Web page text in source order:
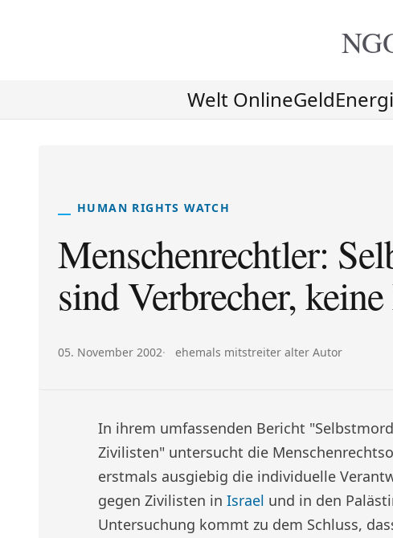
Welt OnlineGeld
HUMAN RIGHTS WATCH
Menschenrechtler:
sind Verbrecher,
Veröffentlicht am:
05. November 2002 Autor:
ehemals mitstreiter alter Autor
In ihrem umfassenden Bericht
Zivilisten" untersucht die
erstmals ausgiebig die individuelle
gegen Zivilisten in Israel und in den
Untersuchung kommt zu dem Schluss,